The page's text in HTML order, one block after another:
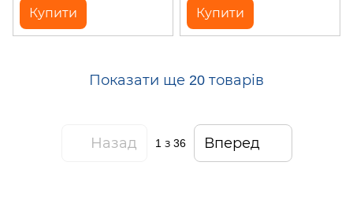
Купити Купити
Показати ще 20 товарів
Назад 1з 36 Вперед